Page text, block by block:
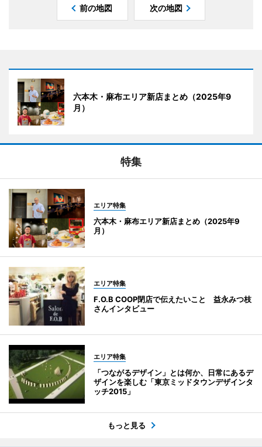
前の地図 次の地図
六本木・麻布エリア新店まとめ（2025年9
月）
特集
エリア特集
六本木・麻布エリア新店まとめ（2025年9
月）
エリア特集
F.O.B COOP閉店で伝えたいこと 益永みつ枝
さんインタビュー
エリア特集
「つながるデザイン」とは何か、日常にあるデ
ザインを楽しむ「東京ミッドタウンデザインタ
ッチ2015」
もっと見る